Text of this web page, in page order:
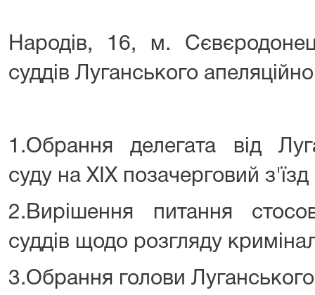
Народів, 16, м.
суддів Луганського
1.Обрання делегата від
суду на ХІХ позачерговий з'їзд
2.Вирішення питання
суддів щодо розгляду
3.Обрання голови